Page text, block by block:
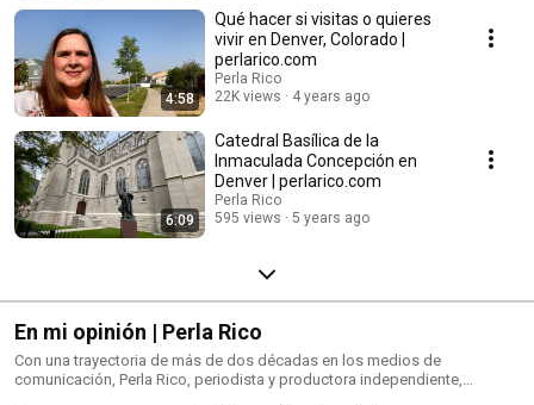
4:58
Qué hacer si visitas o quieres
vivir en Denver, Colorado |
perlarico.com
Perla Rico
22K views
4 years ago
6:09
Catedral Basílica de la
Inmaculada Concepción en
Denver | perlarico.com
Perla Rico
595 views
5 years ago
En mi opinión | Perla Rico
Con una trayectoria de más de dos décadas en los medios de
comunicación, Perla Rico, periodista y productora independiente,